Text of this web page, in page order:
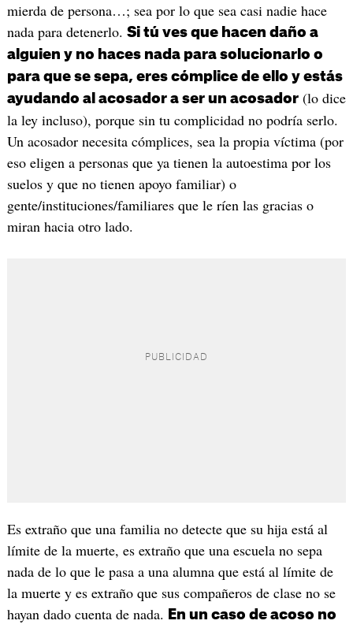
mierda de persona…; sea por lo que sea casi nadie hace
nada para detenerlo. Si tú ves que hacen daño a
alguien y no haces nada para solucionarlo o
para que se sepa, eres cómplice de ello y estás
ayudando al acosador a ser un acosador(lo dice
la ley incluso), porque sin tu complicidad no podría serlo.
Un acosador necesita cómplices, sea la propia víctima (por
eso eligen a personas que ya tienen la autoestima por los
suelos y que no tienen apoyo familiar) o
gente/instituciones/familiares que le ríen las gracias o
miran hacia otro lado.
Es extraño que una familia no detecte que su hija está al
límite de la muerte, es extraño que una escuela no sepa
nada de lo que le pasa a una alumna que está al límite de
la muerte y es extraño que sus compañeros de clase no se
hayan dado cuenta de nada.
En un caso de acoso no